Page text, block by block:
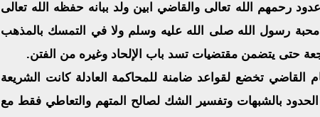
رحمهم الله تعالى والقاضي ابين ولد ببانه حفظه الله تعالى
محبة رسول الله صلى الله عليه وسلم ولا في التمسك بالمذهب
حتى يتضمن مقتضيات تسد باب الإلحاد وغيره من الفتن.
القاضي تخضع لقواعد ضامنة للمحاكمة العادلة كانت الشريعة
الحدود بالشبهات وتفسير الشك لصالح المتهم والتعاطي فقط مع